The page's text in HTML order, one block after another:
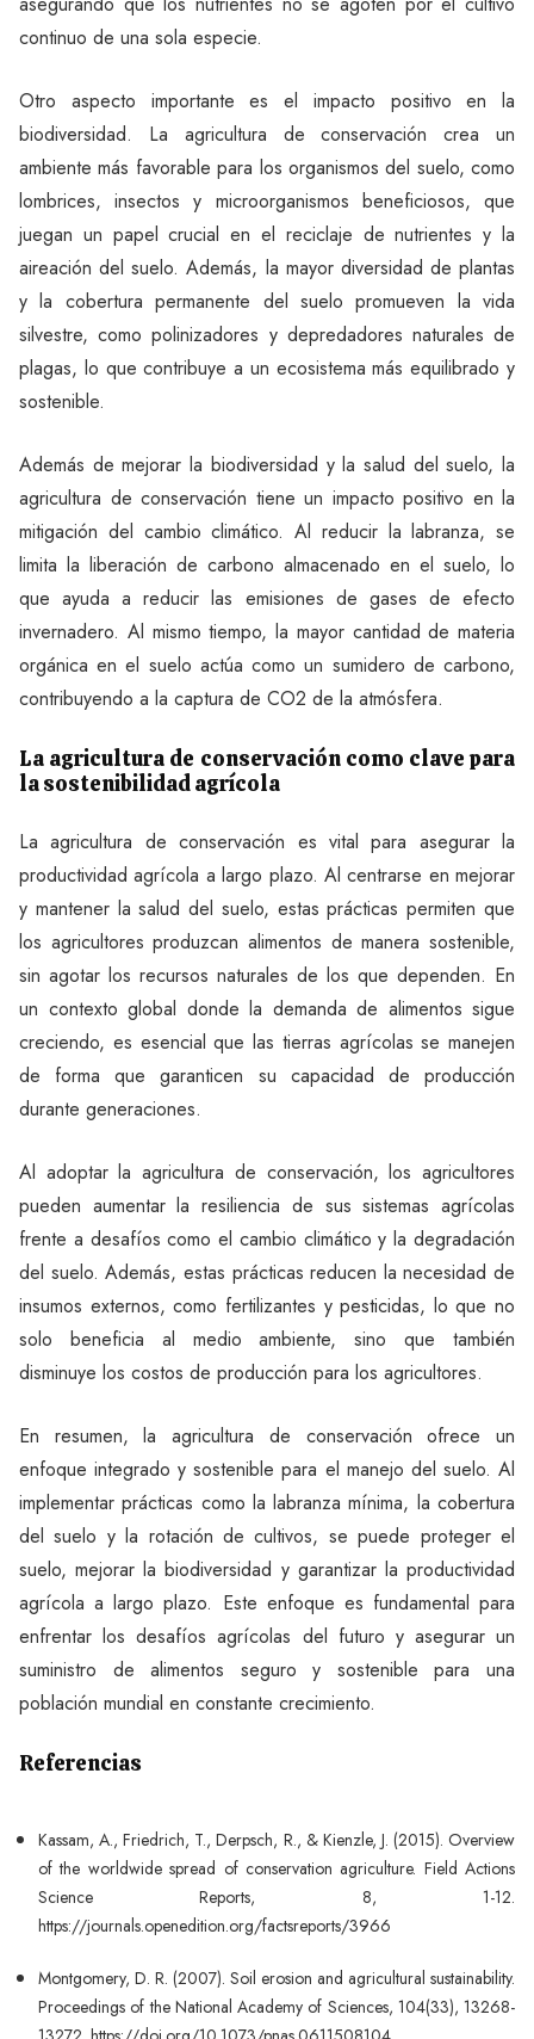
continuo de una sola especie.
Otro aspecto importante es el impacto positivo en la
biodiversidad. La agricultura de conservación crea un
ambiente más favorable para los organismos del suelo, como
lombrices, insectos y microorganismos beneficiosos, que
juegan un papel crucial en el reciclaje de nutrientes y la
aireación del suelo. Además, la mayor diversidad de plantas
y la cobertura permanente del suelo promueven la vida
silvestre, como polinizadores y depredadores naturales de
plagas, lo que contribuye a un ecosistema más equilibrado y
sostenible.
Además de mejorar la biodiversidad y la salud del suelo, la
agricultura de conservación tiene un impacto positivo en la
mitigación del cambio climático. Al reducir la labranza, se
limita la liberación de carbono almacenado en el suelo, lo
que ayuda a reducir las emisiones de gases de efecto
invernadero. Al mismo tiempo, la mayor cantidad de materia
orgánica en el suelo actúa como un sumidero de carbono,
contribuyendo a la captura de CO2 de la atmósfera.
La agricultura de conservación como clave para
la sostenibilidad agrícola
La agricultura de conservación es vital para asegurar la
productividad agrícola a largo plazo. Al centrarse en mejorar
y mantener la salud del suelo, estas prácticas permiten que
los agricultores produzcan alimentos de manera sostenible,
sin agotar los recursos naturales de los que dependen. En
un contexto global donde la demanda de alimentos sigue
creciendo, es esencial que las tierras agrícolas se manejen
de forma que garanticen su capacidad de producción
durante generaciones.
Al adoptar la agricultura de conservación, los agricultores
pueden aumentar la resiliencia de sus sistemas agrícolas
frente a desafíos como el cambio climático y la degradación
del suelo. Además, estas prácticas reducen la necesidad de
insumos externos, como fertilizantes y pesticidas, lo que no
solo beneficia al medio ambiente, sino que también
disminuye los costos de producción para los agricultores.
En resumen, la agricultura de conservación ofrece un
enfoque integrado y sostenible para el manejo del suelo. Al
implementar prácticas como la labranza mínima, la cobertura
del suelo y la rotación de cultivos, se puede proteger el
suelo, mejorar la biodiversidad y garantizar la productividad
agrícola a largo plazo. Este enfoque es fundamental para
enfrentar los desafíos agrícolas del futuro y asegurar un
suministro de alimentos seguro y sostenible para una
población mundial en constante crecimiento.
Referencias
Kassam, A., Friedrich, T., Derpsch, R., & Kienzle, J. (2015). Overview
of the worldwide spread of conservation agriculture. Field Actions
Science Reports, 8, 1-12.
https://journals.openedition.org/factsreports/3966
Montgomery, D. R. (2007). Soil erosion and agricultural sustainability.
Proceedings of the National Academy of Sciences, 104(33), 13268-